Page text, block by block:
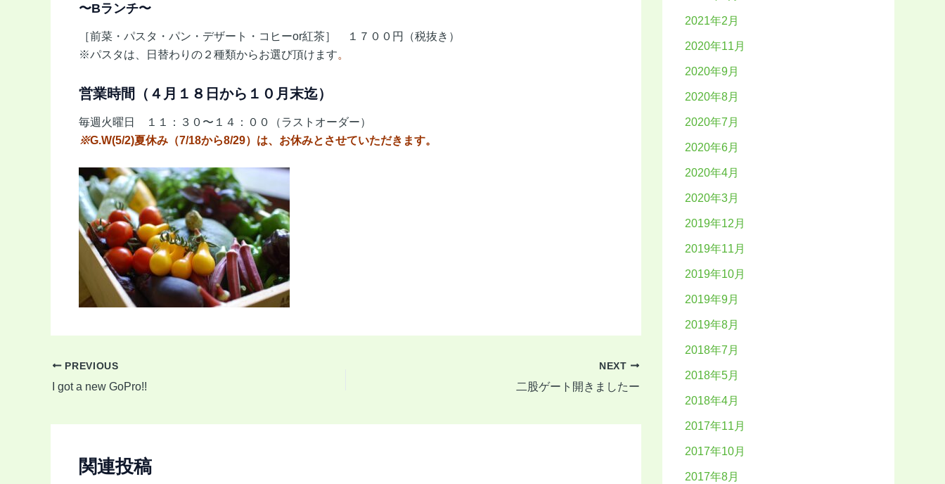
〜Bランチ〜
［前菜・パスタ・パン・デザート・コヒーor紅茶］ １７００円（税抜き）
※パスタは、日替わりの２種類からお選び頂けます。
営業時間（４月１８日から１０月末迄）
毎週火曜日 １１：３０〜１４：００（ラストオーダー）
※G.W(5/2)夏休み（7/18から8/29）は、お休みとさせていただきます。
PREVIOUS
I got a new GoPro!!
NEXT
二股ゲート開きましたー
関連投稿
2021年2月
2020年11月
2020年9月
2020年8月
2020年7月
2020年6月
2020年4月
2020年3月
2019年12月
2019年11月
2019年10月
2019年9月
2019年8月
2018年7月
2018年5月
2018年4月
2017年11月
2017年10月
2017年8月